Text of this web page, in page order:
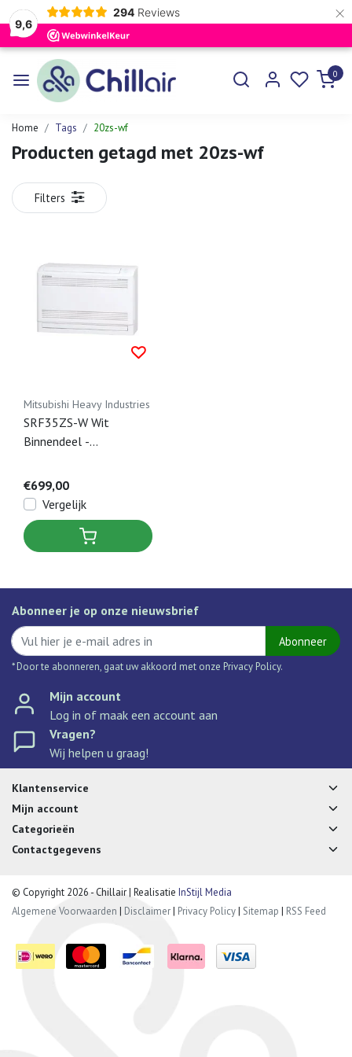
9,6
294 Reviews ×
0
Home Tags 20zs-wf
Producten getagd met 20zs-wf
Filters
Mitsubishi Heavy Industries
SRF35ZS-W Wit
Binnendeel -
€699,00
Vergelijk
Abonneer je op onze nieuwsbrief
Abonneer
* Door te abonneren, gaat uw akkoord met onze Privacy Policy.
Mijn account
Log in of maak een account aan
Vragen?
Wij helpen u graag!
Klantenservice
Mijn account
Categorieën
Contactgegevens
© Copyright 2026 - Chillair | Realisatie InStijl Media
Algemene Voorwaarden | Disclaimer| Privacy Policy| Sitemap | RSS Feed